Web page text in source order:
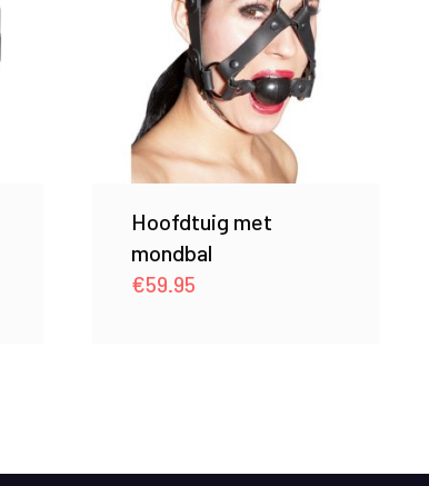
Hoofdtuig met
mondbal
€59.95